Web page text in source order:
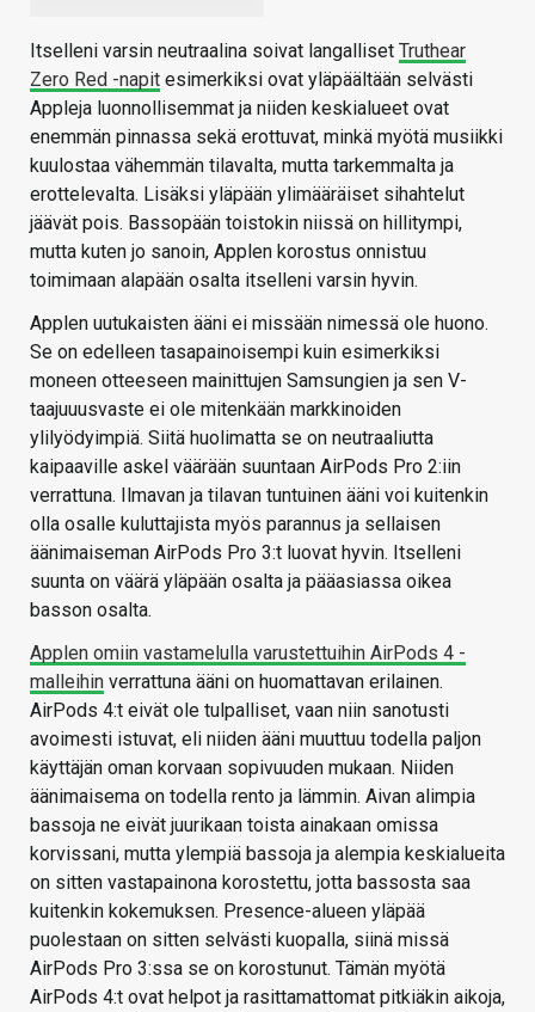
Itselleni varsin neutraalina soivat langalliset Truthear
Zero Red -napit esimerkiksi ovat yläpäältään selvästi
Appleja luonnollisemmat ja niiden keskialueet ovat
enemmän pinnassa sekä erottuvat, minkä myötä musiikki
kuulostaa vähemmän tilavalta, mutta tarkemmalta ja
erottelevalta. Lisäksi yläpään ylimääräiset sihahtelut
jäävät pois. Bassopään toistokin niissä on hillitympi,
mutta kuten jo sanoin, Applen korostus onnistuu
toimimaan alapään osalta itselleni varsin hyvin.
Applen uutukaisten ääni ei missään nimessä ole huono.
Se on edelleen tasapainoisempi kuin esimerkiksi
moneen otteeseen mainittujen Samsungien ja sen V-
taajuuusvaste ei ole mitenkään markkinoiden
ylilyödyimpiä. Siitä huolimatta se on neutraaliutta
kaipaaville askel väärään suuntaan AirPods Pro 2:iin
verrattuna. Ilmavan ja tilavan tuntuinen ääni voi kuitenkin
olla osalle kuluttajista myös parannus ja sellaisen
äänimaiseman AirPods Pro 3:t luovat hyvin. Itselleni
suunta on väärä yläpään osalta ja pääasiassa oikea
basson osalta.
Applen omiin vastamelulla varustettuihin AirPods 4 -
malleihin verrattuna ääni on huomattavan erilainen.
AirPods 4:t eivät ole tulpalliset, vaan niin sanotusti
avoimesti istuvat, eli niiden ääni muuttuu todella paljon
käyttäjän oman korvaan sopivuuden mukaan. Niiden
äänimaisema on todella rento ja lämmin. Aivan alimpia
bassoja ne eivät juurikaan toista ainakaan omissa
korvissani, mutta ylempiä bassoja ja alempia keskialueita
on sitten vastapainona korostettu, jotta bassosta saa
kuitenkin kokemuksen. Presence-alueen yläpää
puolestaan on sitten selvästi kuopalla, siinä missä
AirPods Pro 3:ssa se on korostunut. Tämän myötä
AirPods 4:t ovat helpot ja rasittamattomat pitkiäkin aikoja,